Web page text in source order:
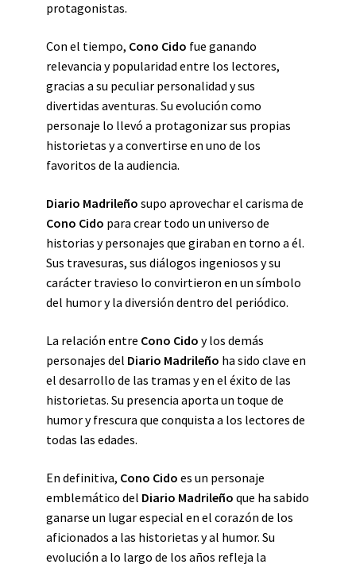
protagonistas.
Con el tiempo, Cono Cido fue ganando
relevancia y popularidad entre los lectores,
gracias a su peculiar personalidad y sus
divertidas aventuras. Su evolución como
personaje lo llevó a protagonizar sus propias
historietas y a convertirse en uno de los
favoritos de la audiencia.
Diario Madrileño supo aprovechar el carisma de
Cono Cido para crear todo un universo de
historias y personajes que giraban en torno a él.
Sus travesuras, sus diálogos ingeniosos y su
carácter travieso lo convirtieron en un símbolo
del humor y la diversión dentro del periódico.
La relación entre Cono Cido y los demás
personajes del Diario Madrileño ha sido clave en
el desarrollo de las tramas y en el éxito de las
historietas. Su presencia aporta un toque de
humor y frescura que conquista a los lectores de
todas las edades.
En definitiva, Cono Cido es un personaje
emblemático del Diario Madrileño que ha sabido
ganarse un lugar especial en el corazón de los
aficionados a las historietas y al humor. Su
evolución a lo largo de los años refleja la